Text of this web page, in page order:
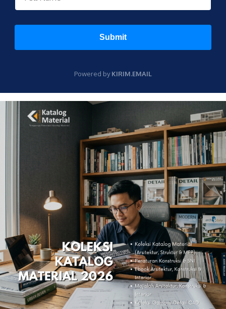
Submit
Powered byKIRIM.EMAIL